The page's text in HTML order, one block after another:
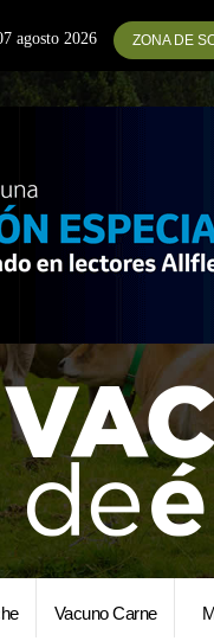
agosto 2026 ZONA DE
Vacuno Carne